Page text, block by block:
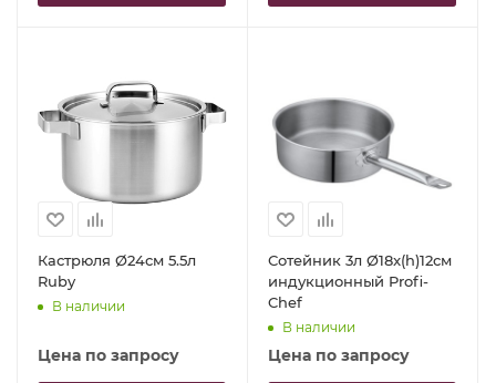
Кастрюля Ø24см 5.5л
Ruby
В наличии
Цена по запросу
Сотейник 3л Ø18x(h)12см
индукционный Profi-
Chef
В наличии
Цена по запросу